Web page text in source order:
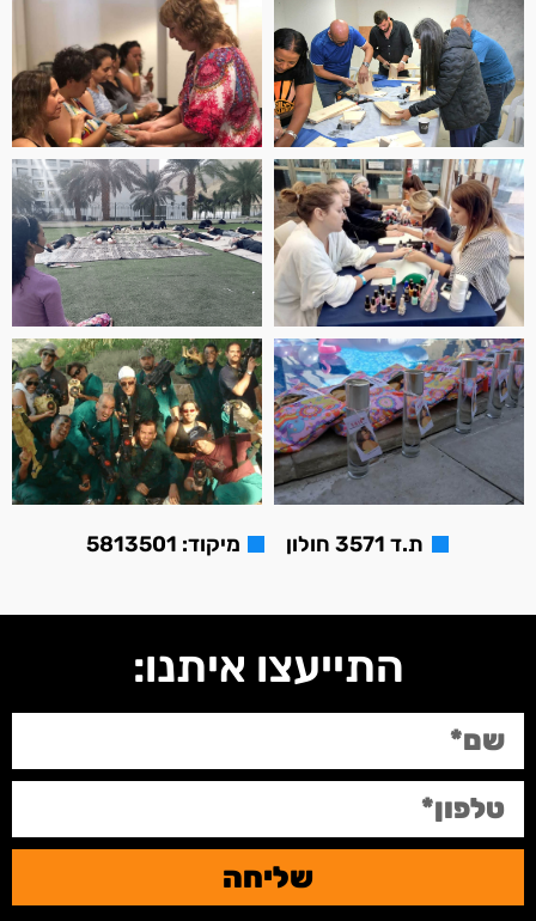
ת.ד 3571 חולון מיקוד: 5813501
התייעצו איתנו:
שליחה